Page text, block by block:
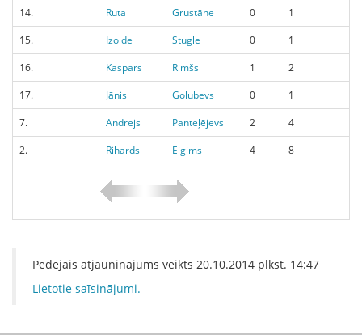
14.
Ruta Grustāne 0
1
15.
Izolde Stugle 0
1
16.
Kaspars Rimšs 1
2
17.
Jānis Golubevs 0
1
7.
Andrejs Panteļējevs 2
4
2.
Rihards Eigims 4 8
Pēdējais atjauninājums veikts 20.10.2014 plkst. 14:47
Lietotie saīsinājumi.